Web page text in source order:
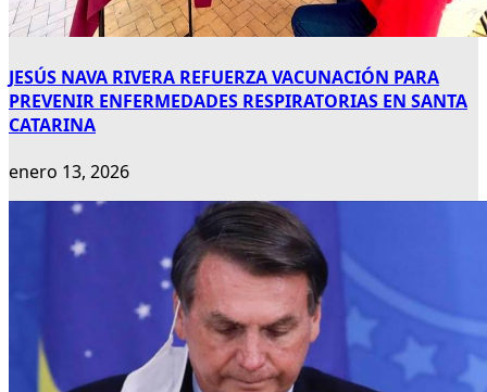
JESÚS NAVA RIVERA REFUERZA VACUNACIÓN PARA
PREVENIR ENFERMEDADES RESPIRATORIAS EN SANTA
CATARINA
enero 13, 2026